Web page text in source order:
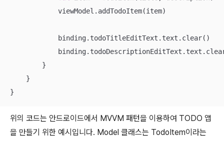
            viewModel.addTodoItem(item)
            binding.todoTitleEditText.text.clear()
        }
    }
}
위의 코드는 안드로이드에서 MVVM 패턴을 이용하여 TODO 앱
을 만들기 위한 예시입니다. Model 클래스는 TodoItem이라는